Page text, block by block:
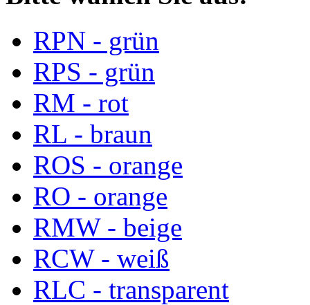
RPN - grün
RPS - grün
RM - rot
RL - braun
ROS - orange
RO - orange
RMW - beige
RCW - weiß
RLC - transparent